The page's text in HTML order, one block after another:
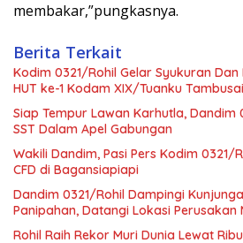
membakar,”pungkasnya.
Berita Terkait
Kodim 0321/Rohil Gelar Syukuran
HUT ke-1 Kodam XIX/Tuanku Tambusai
Siap Tempur Lawan Karhutla, Dandim
SST Dalam Apel Gabungan
Wakili Dandim, Pasi Pers Kodim 0321/
CFD di Bagansiapiapi
Dandim 0321/Rohil Dampingi
Panipahan, Datangi Lokasi Perusakan
Rohil Raih Rekor Muri Dunia Lewat